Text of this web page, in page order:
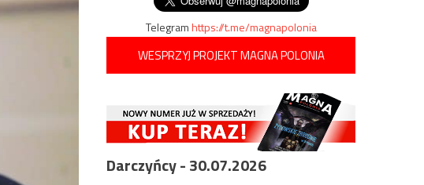
Telegramhttps://t.me/magnapolonia
WESPRZYJ PROJEKT MAGNA POLONIA
Darczyńcy - 30.07.2026